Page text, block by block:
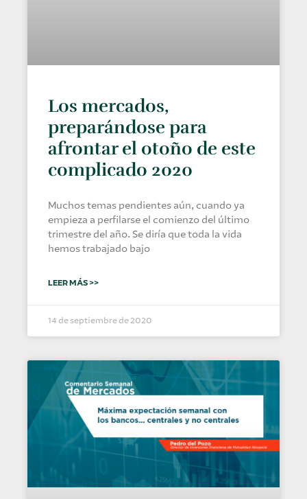
Los mercados,
preparándose para
afrontar el otoño de este
complicado 2020
Muchos temas pendientes aún, cuando ya
empieza a perfilarse el comienzo del último
trimestre del año. Se diría que toda la vida
hemos trabajado bajo
LEER MÁS >>
14 de septiembre de 2020